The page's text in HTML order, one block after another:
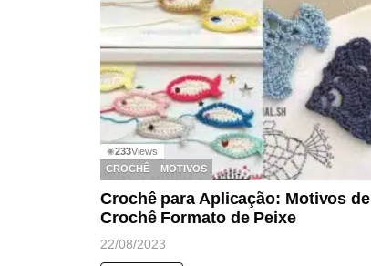
◉233Views
CROCHÊ
MOTIVOS
Crochê para Aplicação: Motivos de
Crochê Formato de Peixe
22/08/2023